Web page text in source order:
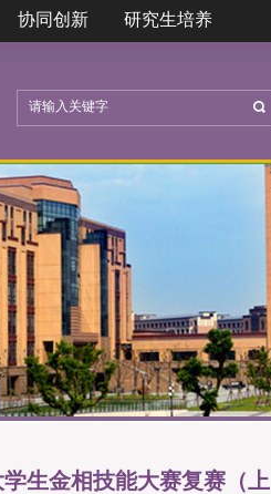
协同创新 研究生培养
生金相技能大赛复赛（上